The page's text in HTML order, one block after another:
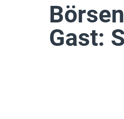
Gast: